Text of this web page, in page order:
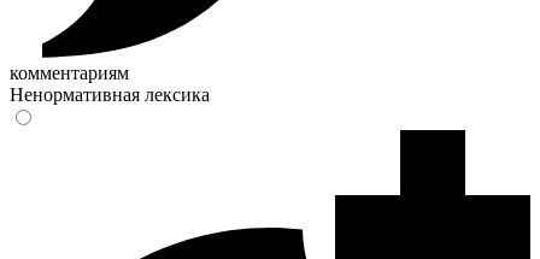
комментариям
Ненормативная лексика